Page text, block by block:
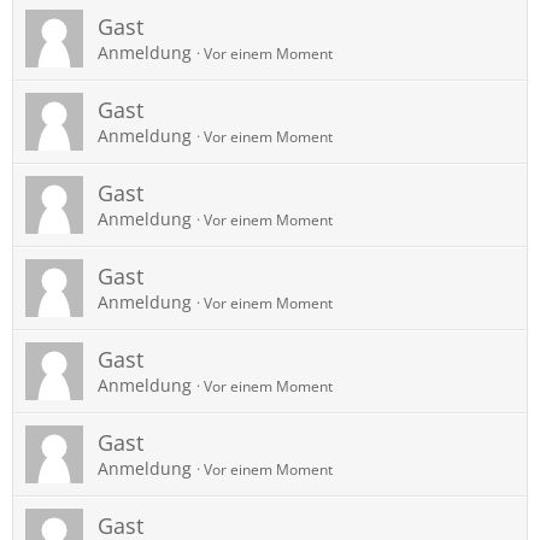
Gast
Anmeldung Vor einem Moment
Gast
Anmeldung Vor einem Moment
Gast
Anmeldung Vor einem Moment
Gast
Anmeldung Vor einem Moment
Gast
Anmeldung Vor einem Moment
Gast
Anmeldung Vor einem Moment
Gast